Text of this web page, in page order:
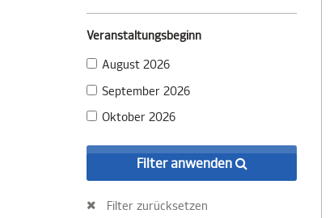
Veranstaltungsbeginn
August 2026
September 2026
Oktober 2026
Filter anwenden
Filter zurücksetzen